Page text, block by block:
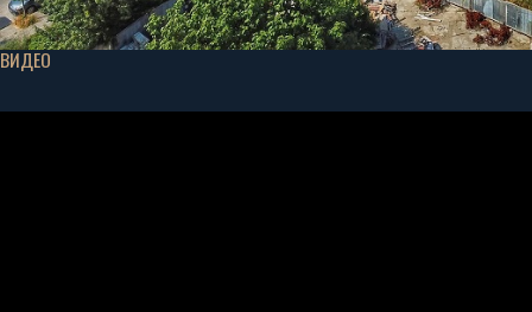
ВИДЕО